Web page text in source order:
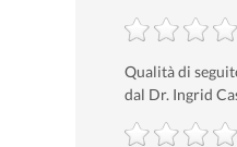
Qualità di
dal Dr. Ingrid